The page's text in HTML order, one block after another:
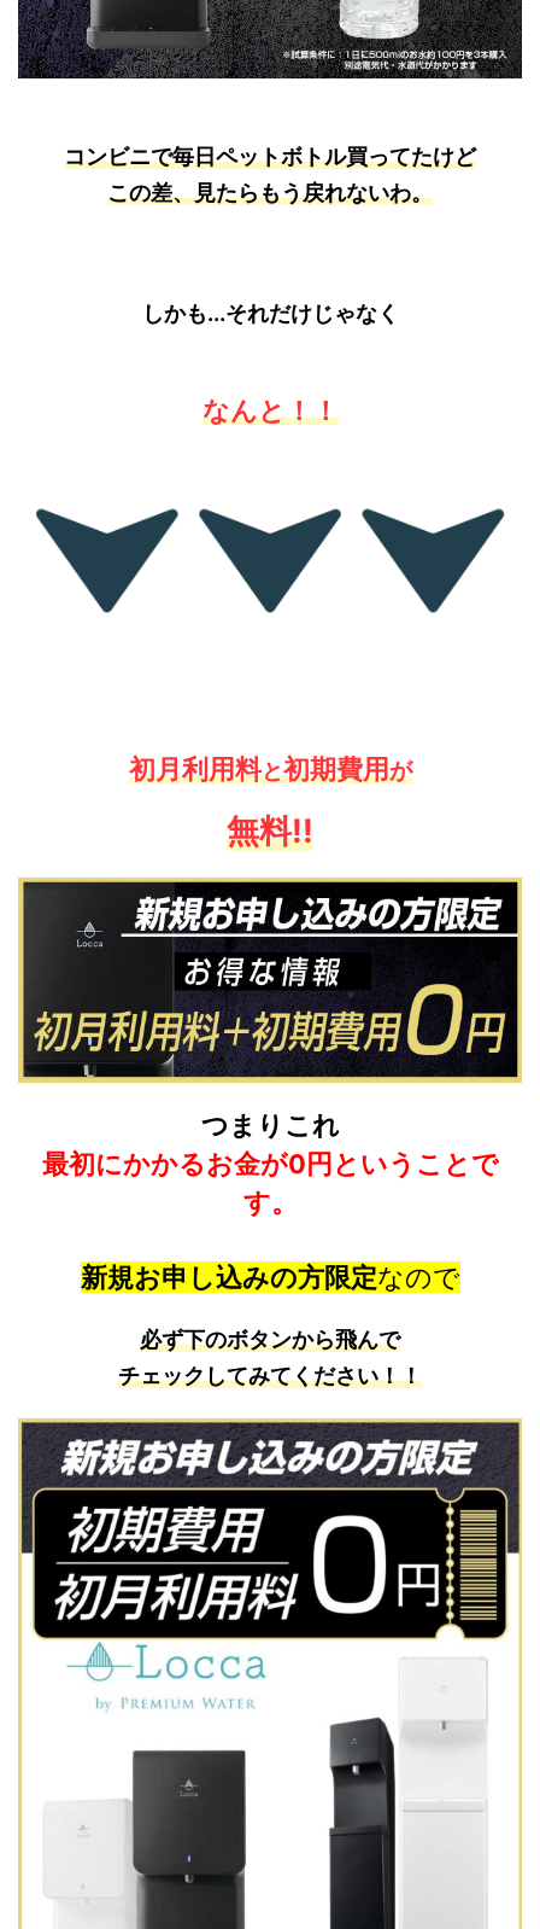
コンビニで毎日ペットボトル買ってたけど
この差、見たらもう戻れないわ。
しかも...それだけじゃなく
なんと！！
初月利用料と初期費用が
無料!!
つまりこれ
最初にかかるお金が0円ということで
す。
新規お申し込みの方限定なので
必ず下のボタンから飛んで
チェックしてみてください！！